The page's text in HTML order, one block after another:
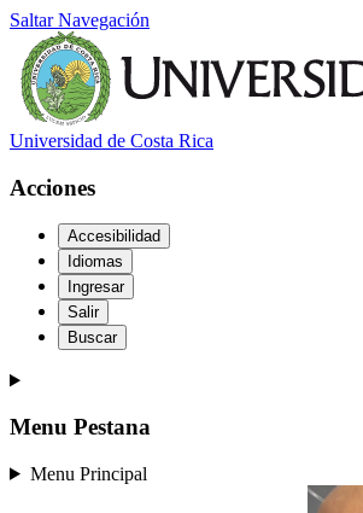
Saltar Navegación
Universidad de Costa Rica
Acciones
Accesibilidad
Idiomas
Ingresar
Salir
Buscar
Menu Pestana
Menu Principal